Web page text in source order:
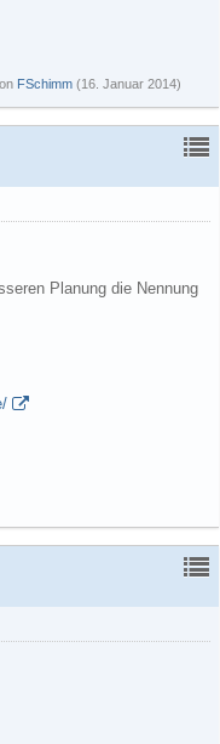
FSchimm (16. Januar 2014)
Planung die Nennung